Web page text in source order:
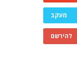
מעקב
להירשם